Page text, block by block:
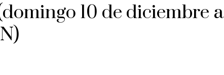
10 de diciembre a